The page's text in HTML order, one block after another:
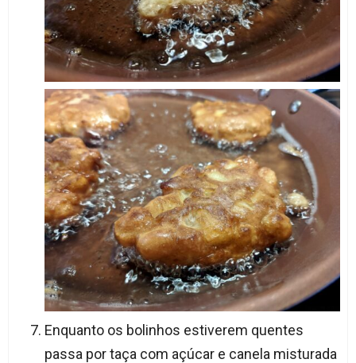
Enquanto os bolinhos estiverem quentes
passa por taça com açúcar e canela misturada